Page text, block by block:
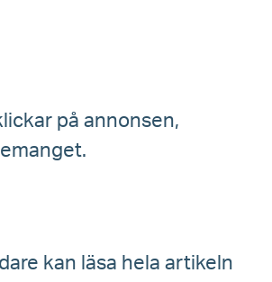
på annonsen,
kan läsa hela artikeln